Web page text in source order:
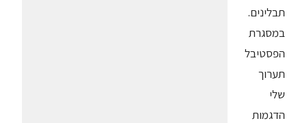
תבלינים.
במסגרת
הפסטיבל
תערוך
שלי
הדגמות